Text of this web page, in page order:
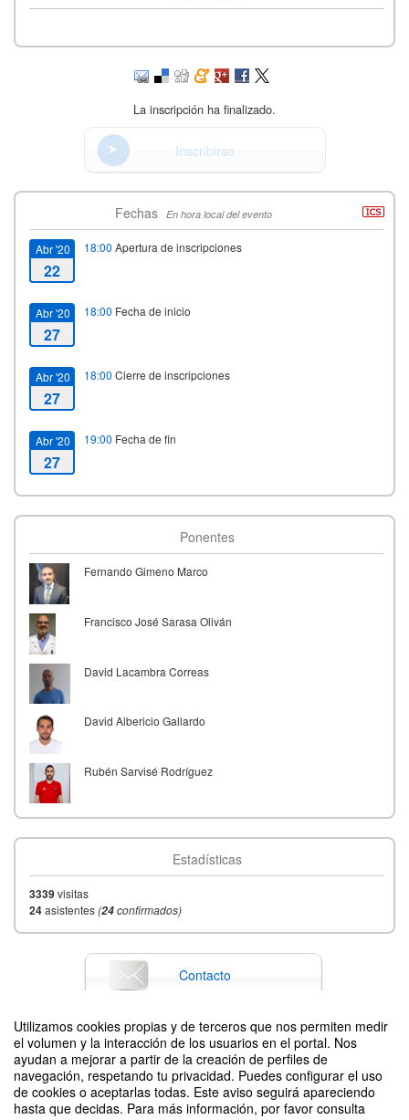
Utilizamos cookies propias y de terceros que nos permiten medir
el volumen y la interacción de los usuarios en el portal. Nos
ayudan a mejorar a partir de la creación de perfiles de
navegación, respetando tu privacidad. Puedes configurar el uso
de cookies o aceptarlas todas. Este aviso seguirá apareciendo
hasta que decidas. Para más información, por favor consulta
La inscripción ha finalizado.
Inscribirse
Fechas En hora local del evento
Abr '20
22
18:00 Apertura de inscripciones
Abr '20
27
18:00 Fecha de inicio
Abr '20
27
18:00 Cierre de inscripciones
Abr '20
27
19:00 Fecha de fin
Ponentes
Fernando Gimeno Marco
Francisco José Sarasa Oliván
David Lacambra Correas
David Albericio Gallardo
Rubén Sarvisé Rodríguez
Estadísticas
3339visitas
24asistentes(24confirmados)
Contacto
Difunde tu evento poniendo el siguiente código en tu sitio